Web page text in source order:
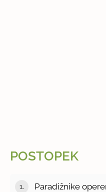
POSTOPEK
Paradižnike